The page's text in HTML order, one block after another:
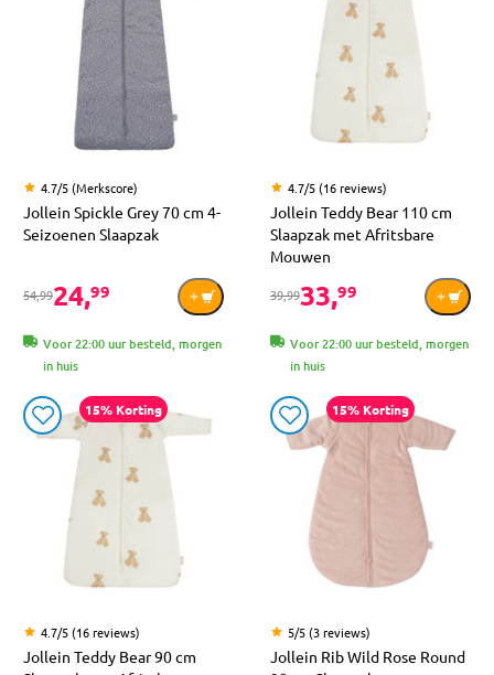
4.7/5 (Merkscore)
Jollein Spickle Grey 70 cm 4-
Seizoenen Slaapzak
54,9924,99
Voor 22:00 uur besteld, morgen
in huis
4.7/5 (16 reviews)
Jollein Teddy Bear 110 cm
Slaapzak met Afritsbare
Mouwen
39,9933,99
Voor 22:00 uur besteld, morgen
in huis
15% Korting
4.7/5 (16 reviews)
Jollein Teddy Bear 90 cm
15% Korting
5/5 (3 reviews)
Jollein Rib Wild Rose Round